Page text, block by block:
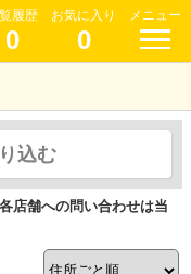
履歴
0
お気に入り
0
メニュー
込む
店舗への問い合わせは当